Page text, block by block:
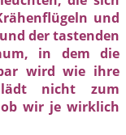
und
der tastenden
in dem die
wird wie ihre
lädt nicht zum
wir je wirklich